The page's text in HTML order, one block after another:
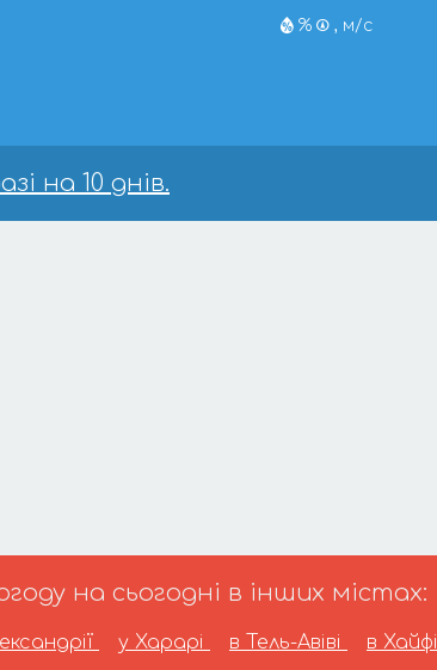
% , м/с
на 10 днів.
на сьогодні в інших містах:
у Харарі в Тель-Авіві в Хайфі